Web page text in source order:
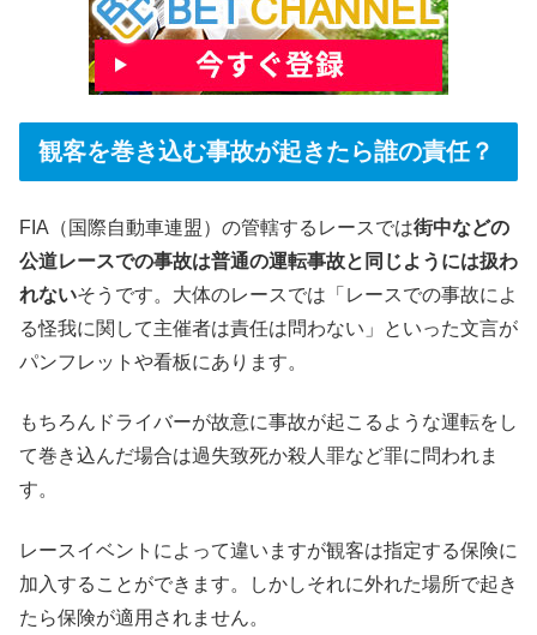
観客を巻き込む事故が起きたら誰の責任？
FIA（国際自動車連盟）の管轄するレースでは街中などの
公道レースでの事故は普通の運転事故と同じようには扱わ
れないそうです。大体のレースでは「レースでの事故によ
る怪我に関して主催者は責任は問わない」といった文言が
パンフレットや看板にあります。
もちろんドライバーが故意に事故が起こるような運転をし
て巻き込んだ場合は過失致死か殺人罪など罪に問われま
す。
レースイベントによって違いますが観客は指定する保険に
加入することができます。しかしそれに外れた場所で起き
たら保険が適用されません。